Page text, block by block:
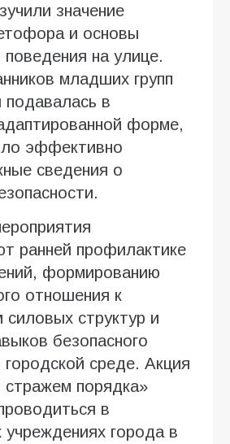
значение
и основы
поведения на улице.
младших групп
в
форме,
эффективно
сведения о
ранней профилактике
формированию
отношения к
силовых структур и
безопасного
городской среде. Акция
стражем порядка»
в
города в